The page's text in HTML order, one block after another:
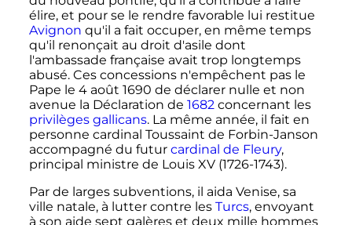
élire, et pour se le rendre favorable lui restitue
Avignon qu'il a fait occuper, en même temps
qu'il renonçait au droit d'asile dont
l'ambassade française avait trop longtemps
abusé. Ces concessions n'empêchent pas le
Pape le 4 août 1690 de déclarer nulle et non
avenue la Déclaration de 1682concernant les
privilèges gallicans. La même année, il fait en
personne cardinal Toussaint de Forbin-Janson
accompagné du futur cardinal de Fleury,
principal ministre de Louis XV (1726-1743).
Par de larges subventions, il aida Venise, sa
ville natale, à lutter contre les Turcs, envoyant
à son aide sept galères et deux mille hommes